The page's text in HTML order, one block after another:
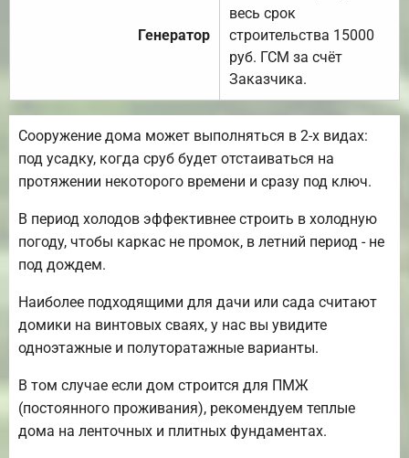
Генератор
весь срок
строительства 15000
руб. ГСМ за счёт
Заказчика.
Сооружение дома может выполняться в 2-х видах:
под усадку, когда сруб будет отстаиваться на
протяжении некоторого времени и сразу под ключ.
В период холодов эффективнее строить в холодную
погоду, чтобы каркас не промок, в летний период - не
под дождем.
Наиболее подходящими для дачи или сада считают
домики на винтовых сваях, у нас вы увидите
одноэтажные и полуторатажные варианты.
В том случае если дом строится для ПМЖ
(постоянного проживания), рекомендуем теплые
дома на ленточных и плитных фундаментах.